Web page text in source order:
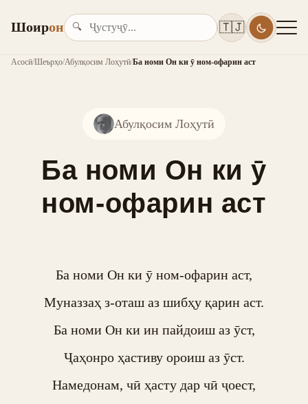
Шоирон 🔍 🇹🇯
Асосӣ/Шеърҳо/Абулқосим Лоҳутӣ/Ба номи Он ки ӯ ном-офарин аст
Абулқосим Лоҳутӣ
Ба номи Он ки ӯ
ном-офарин аст
Ба номи Он ки ӯ ном-офарин аст,
Муназзаҳ з-оташ аз шибҳу қарин аст.
Ба номи Он ки ин пайдоиш аз ӯст,
Ҷаҳонро ҳастиву ороиш аз ӯст.
Намедонам, чӣ ҳасту дар чӣ ҷоест,